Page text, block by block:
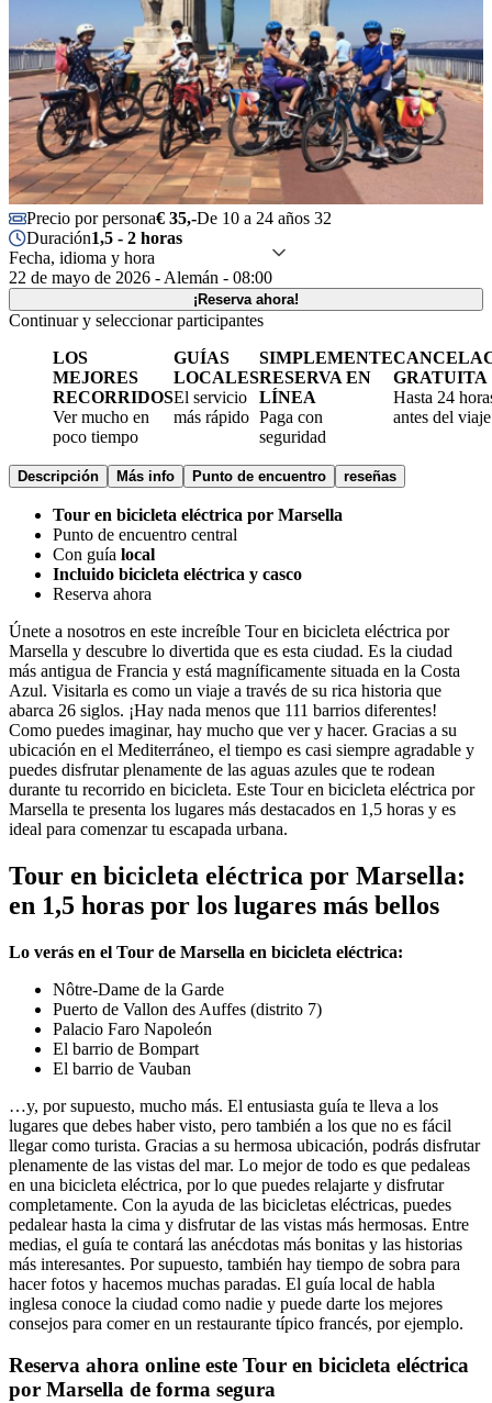
Precio por persona€ 35,-De 10 a 24 años 32
Duración1,5 - 2 horas
Fecha, idioma y hora
22 de mayo de 2026 - Alemán - 08:00
¡Reserva ahora!
Continuar y seleccionar participantes
LOS
MEJORES
RECORRIDOS
Ver mucho en
poco tiempo
GUÍAS
LOCALES
El servicio
más rápido
SIMPLEMENTE
RESERVA EN
LÍNEA
Paga con
seguridad
GRATUITA
Hasta 24
antes del viaje
Descripción Más info Punto de encuentro reseñas
Tour en bicicleta eléctrica por Marsella
Punto de encuentro central
Con guía local
Incluido bicicleta eléctrica y casco
Reserva ahora
Únete a nosotros en este increíble Tour en bicicleta eléctrica por
Marsella y descubre lo divertida que es esta ciudad. Es la ciudad
más antigua de Francia y está magníficamente situada en la Costa
Azul. Visitarla es como un viaje a través de su rica historia que
abarca 26 siglos. ¡Hay nada menos que 111 barrios diferentes!
Como puedes imaginar, hay mucho que ver y hacer. Gracias a su
ubicación en el Mediterráneo, el tiempo es casi siempre agradable y
puedes disfrutar plenamente de las aguas azules que te rodean
durante tu recorrido en bicicleta. Este Tour en bicicleta eléctrica por
Marsella te presenta los lugares más destacados en 1,5 horas y es
ideal para comenzar tu escapada urbana.
Tour en bicicleta eléctrica por Marsella:
en 1,5 horas por los lugares más bellos
Lo verás en el Tour de Marsella en bicicleta eléctrica:
Nôtre-Dame de la Garde
Puerto de Vallon des Auffes (distrito 7)
Palacio Faro Napoleón
El barrio de Bompart
El barrio de Vauban
…y, por supuesto, mucho más. El entusiasta guía te lleva a los
lugares que debes haber visto, pero también a los que no es fácil
llegar como turista. Gracias a su hermosa ubicación, podrás disfrutar
plenamente de las vistas del mar. Lo mejor de todo es que pedaleas
en una bicicleta eléctrica, por lo que puedes relajarte y disfrutar
completamente. Con la ayuda de las bicicletas eléctricas, puedes
pedalear hasta la cima y disfrutar de las vistas más hermosas. Entre
medias, el guía te contará las anécdotas más bonitas y las historias
más interesantes. Por supuesto, también hay tiempo de sobra para
hacer fotos y hacemos muchas paradas. El guía local de habla
inglesa conoce la ciudad como nadie y puede darte los mejores
consejos para comer en un restaurante típico francés, por ejemplo.
Reserva ahora online este Tour en bicicleta eléctrica
por Marsella de forma segura